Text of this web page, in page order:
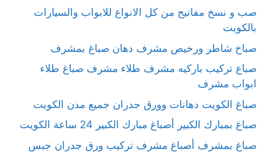
صب و نسخ مفاتيح من كل الانواع للابواب والسيارات
بالكويت
صباخ شاطر ورخيص مشرف دهان صباغ بمشرف
صباع تركيب باركيه مشرف طلاء مشرف صباغ طلاء
ابواب مشرف
صباغ الكويت دهانات وورق جدران جميع مدن الكويت
صباغ بمبارك الكبير أصباغ مبارك الكبير 24 ساعة الكويت
صباغ بمشرف أصباغ مشرف تركيب ورق جدران جبس